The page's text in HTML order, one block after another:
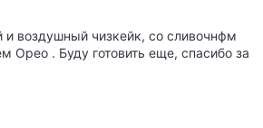
и воздушный чизкейк, со сливочнфм
Орео . Буду готовить еще, спасибо за